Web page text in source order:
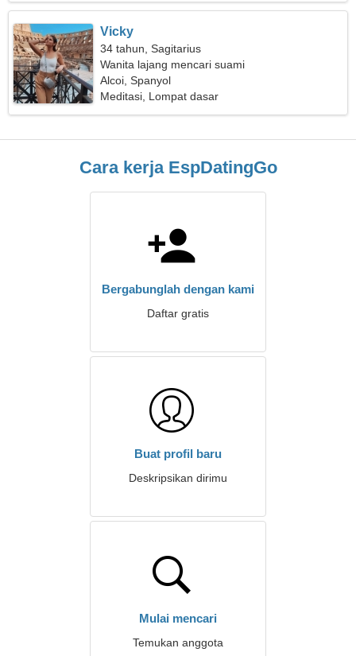
Vicky
34 tahun, Sagitarius
Wanita lajang mencari suami
Alcoi, Spanyol
Meditasi, Lompat dasar
Cara kerja EspDatingGo
Bergabunglah dengan kami
Daftar gratis
Buat profil baru
Deskripsikan dirimu
Mulai mencari
Temukan anggota